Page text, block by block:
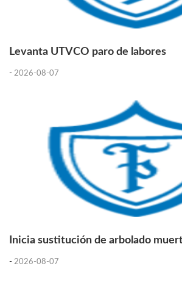
Levanta UTVCO paro de labores
- 2026-08-07
Inicia sustitución de arbolado
- 2026-08-07